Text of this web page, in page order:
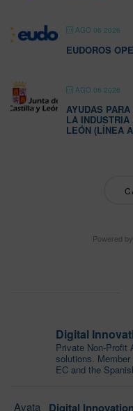
AGO 06 2026
EUDOROS
AGO 06 2026
AYUDAS
LA
LEÓN (LÍNEA
Powered by
Digital
Private Non-Profit
solutions.
EC and the
Avata
Digital